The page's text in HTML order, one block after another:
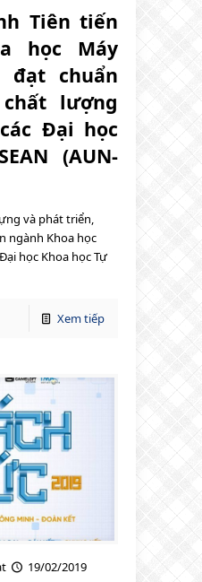
Tiên tiến
học Máy
đạt chuẩn
lượng
Đại học
(AUN-
và phát triển,
ngành Khoa học
học Khoa học Tự
Xem tiếp
19/02/2019